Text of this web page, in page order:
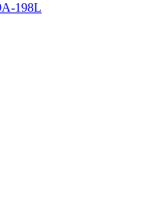
198L